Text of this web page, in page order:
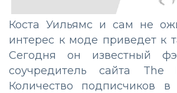
Коста Уильямс и сам не
интерес к моде приведет к
Сегодня он известный
соучредитель сайта The
Количество подписчиков